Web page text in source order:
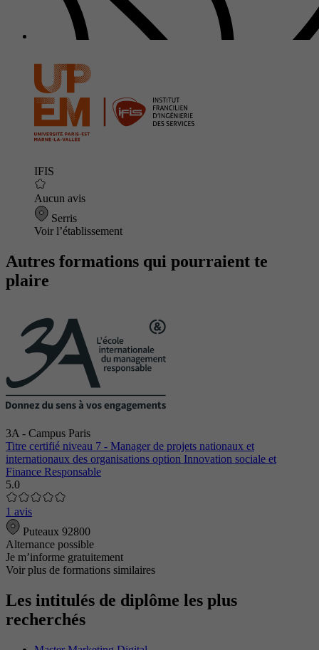
IFIS
Aucun avis
Serris
Voir l’établissement
Autres formations qui pourraient te
plaire
3A - Campus Paris
Titre certifié niveau 7 - Manager de projets nationaux et
internationaux des organisations option Innovation sociale et
Finance Responsable
5.0
1 avis
Puteaux 92800
Alternance possible
Je m’informe gratuitement
Voir plus de formations similaires
Les intitulés de diplôme les plus
recherchés